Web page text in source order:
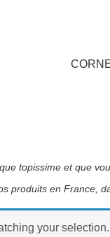
your selection.